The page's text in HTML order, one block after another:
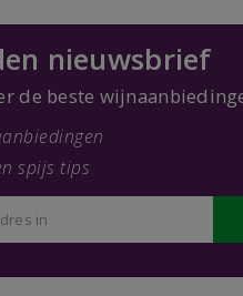
nieuwsbrief
de beste
spijs tips